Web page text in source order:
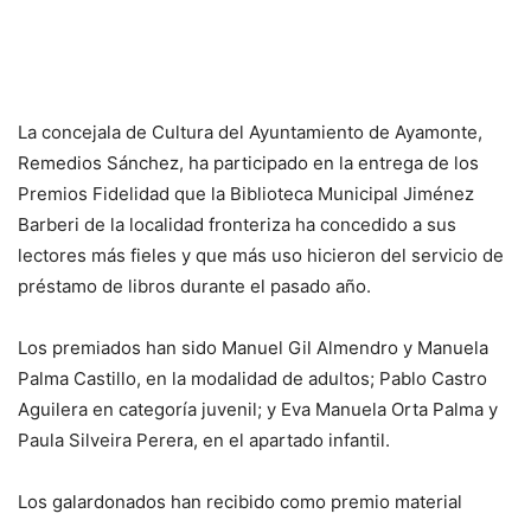
La concejala de Cultura del Ayuntamiento de Ayamonte,
Remedios Sánchez, ha participado en la entrega de los
Premios Fidelidad que la Biblioteca Municipal Jiménez
Barberi de la localidad fronteriza ha concedido a sus
lectores más fieles y que más uso hicieron del servicio de
préstamo de libros durante el pasado año.
Los premiados han sido Manuel Gil Almendro y Manuela
Palma Castillo, en la modalidad de adultos; Pablo Castro
Aguilera en categoría juvenil; y Eva Manuela Orta Palma y
Paula Silveira Perera, en el apartado infantil.
Los galardonados han recibido como premio material